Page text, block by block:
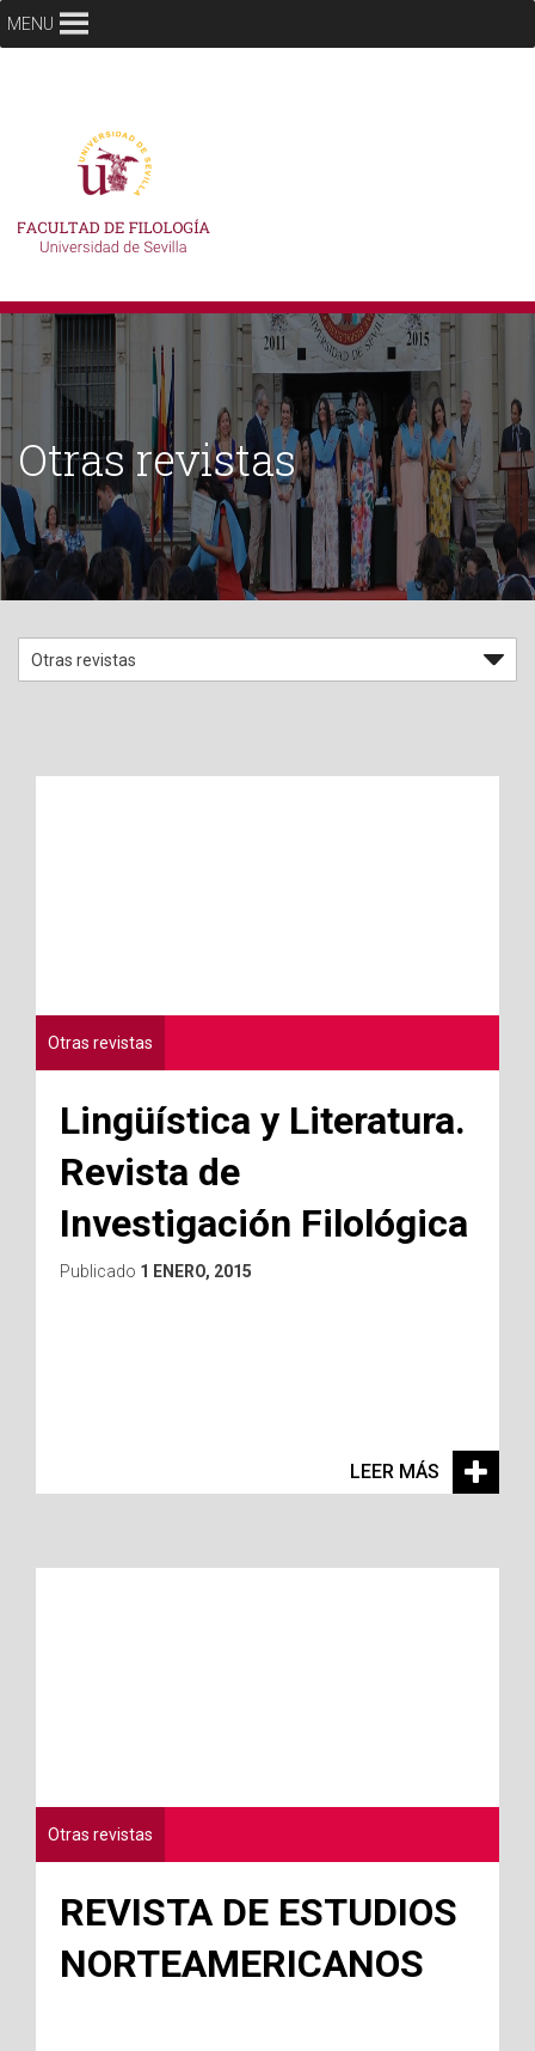
MENU
Otras revistas
Otras revistas
Lingüística y Literatura.
Revista de
Investigación Filológica
Publicado 1 ENERO, 2015
LEER MÁS
Otras revistas
REVISTA DE ESTUDIOS
NORTEAMERICANOS